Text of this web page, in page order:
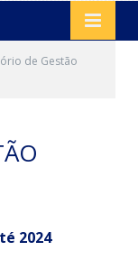
de Gestão
2024